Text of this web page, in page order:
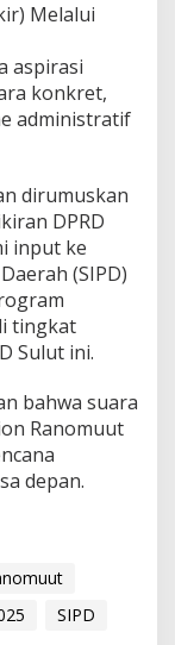
Melalui
aspirasi
konkret,
administratif
dirumuskan
DPRD
input ke
(SIPD)
tingkat
Sulut ini.
bahwa suara
Ranomuut
depan.
SIPD